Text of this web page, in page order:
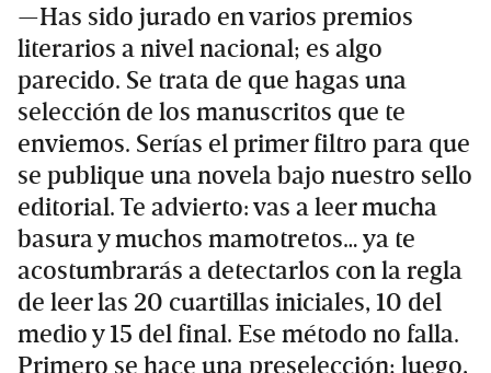
—Has sido jurado en varios premios
literarios a nivel nacional; es algo
parecido. Se trata de que hagas una
selección de los manuscritos que te
enviemos. Serías el primer filtro para que
se publique una novela bajo nuestro sello
editorial. Te advierto: vas a leer mucha
basura y muchos mamotretos… ya te
acostumbrarás a detectarlos con la regla
de leer las 20 cuartillas iniciales, 10 del
medio y 15 del final. Ese método no falla.
Primero se hace una preselección; luego,